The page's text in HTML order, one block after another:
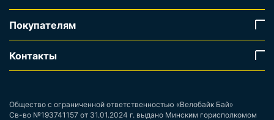
Покупателям
Контакты
Общество с ограниченной ответственностью «Велобайк Бай»
Св-во №193741157 от 31.01.2024 г. выдано Минским горисполкомом